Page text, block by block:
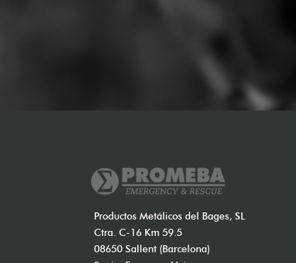
Productos Metálicos del Bages, SL
Ctra. C-16 Km 59.5
08650 Sallent (Barcelona)